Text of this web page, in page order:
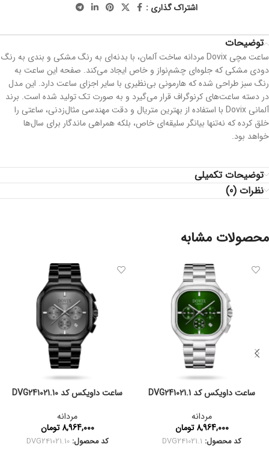
اشتراک گذاری :
توضیحات
ساعت مچی Dovix مردانه ساخت آلمان، با بدنه‌ای به رنگ مشکی و بندی به رنگ
دودی مشکی که جلوه‌ای چشم‌نواز و خاص ایجاد می‌کند. صفحه این ساعت به
رنگ سبز طراحی شده که هارمونی بی‌نظیری با سایر اجزای ساعت دارد. این مدل
در دسته ساعت‌های کرنوگراف قرار می‌گیرد و به صورت تک تولید شده است. برند
آلمانی Dovix با استفاده از بهترین متریال و دقت مهندسی مثال‌زدنی، ساعتی را
خلق کرده که نه‌تنها بیانگر سلیقه‌ای خاص، بلکه همراهی ماندگار برای سال‌ها
خواهد بود.
توضیحات تکمیلی
نظرات (0)
محصولات مشابه
ساعت داویکس کد DVG241021.1
مردانه
8,964,000 تومان
کد محصول: DVG241021.1
ساعت داویکس کد DVG241021.10
مردانه
8,964,000 تومان
کد محصول:DVG241021.10